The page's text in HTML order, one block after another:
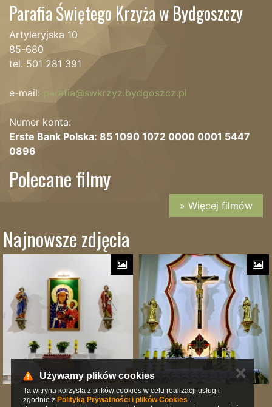
Parafia Świętego Krzyża w Bydgoszczy
Artyleryjska 10
85-680
tel. 501 281 391
e-mail: parafia@swkrzyz.bydgoszcz.pl
Numer konta:
Erste Bank Polska: 85 1090 1072 0000 0001 5447
0896
Polecane filmy
» Więcej filmów
Najnowsze zdjęcia
Używamy plików cookies
Ta witryna korzysta z plików cookies w celu realizacji usług i
zgodnie z Polityką Prywatności i plików Cookies .
✕